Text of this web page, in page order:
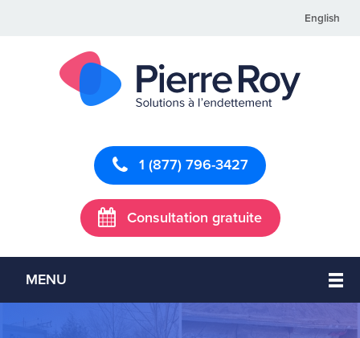
English
1 (877) 796-3427
Consultation gratuite
MENU